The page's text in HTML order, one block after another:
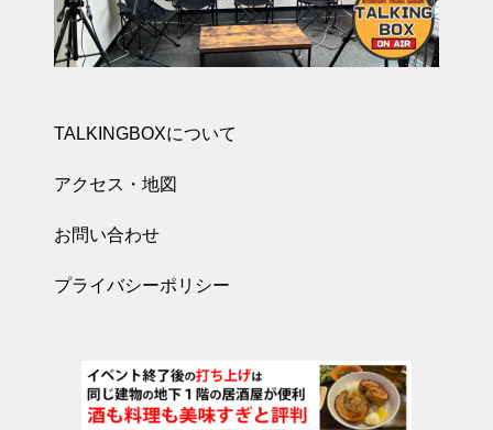
TALKINGBOXについて
アクセス・地図
お問い合わせ
プライバシーポリシー